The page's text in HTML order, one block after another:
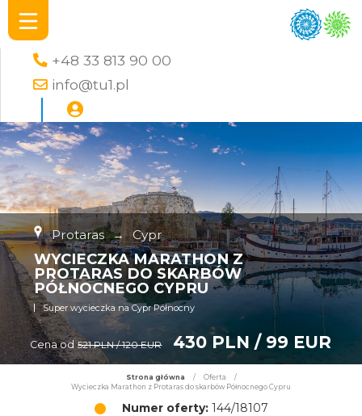
+48 33 813 90 00
info@tu1.pl
Protaras → Cypr
WYCIECZKA MARATHON Z
PROTARAS DO SKARBÓW
PÓŁNOCNEGO CYPRU
Super wycieczka na Cypr Północny
Cena od 521 PLN / 120 EUR 430 PLN / 99 EUR
Strona główna / Oferta
/
Wycieczka Marathon z Protaras do skarbów Północnego Cypru
Numer oferty:144/18107